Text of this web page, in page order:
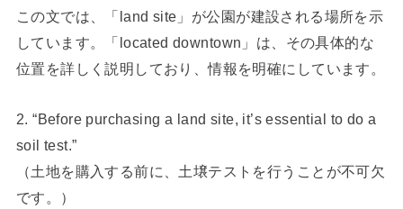
この文では、「land site」が公園が建設される場所を示
しています。「located downtown」は、その具体的な
位置を詳しく説明しており、情報を明確にしています。
2. “Before purchasing a land site, it’s essential to do a
soil test.”
（土地を購入する前に、土壌テストを行うことが不可欠
です。）